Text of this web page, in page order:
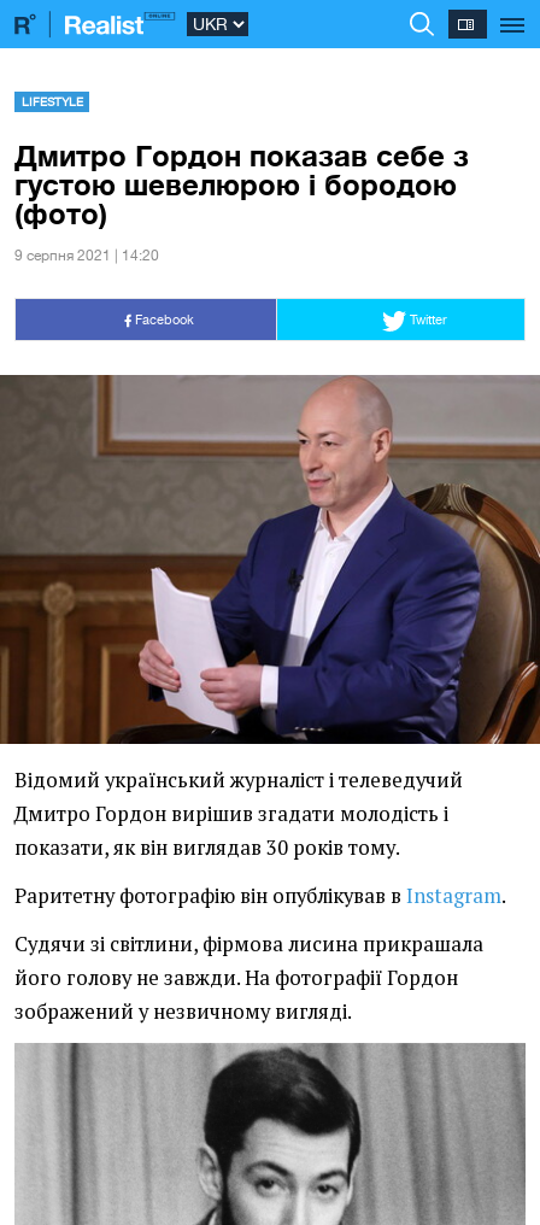
LIFESTYLE
Дмитро Гордон показав себе з
густою шевелюрою і бородою
(фото)
9 серпня 2021 | 14:20
Facebook Twitter
Відомий український журналіст і телеведучий
Дмитро Гордон вирішив згадати молодість і
показати, як він виглядав 30 років тому.
Раритетну фотографію він опублікував в Instagram.
Судячи зі світлини, фірмова лисина прикрашала
його голову не завжди. На фотографії Гордон
зображений у незвичному вигляді.